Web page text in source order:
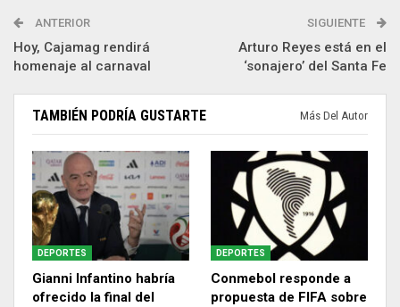
ANTERIOR
Hoy, Cajamag rendirá
homenaje al carnaval
SIGUIENTE
Arturo Reyes está en el
‘sonajero’ del Santa Fe
TAMBIÉN PODRÍA GUSTARTE Más Del Autor
DEPORTES
Gianni Infantino habría
ofrecido la final del
DEPORTES
Conmebol responde a
propuesta de FIFA sobre